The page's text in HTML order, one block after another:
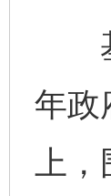
基
年政
上